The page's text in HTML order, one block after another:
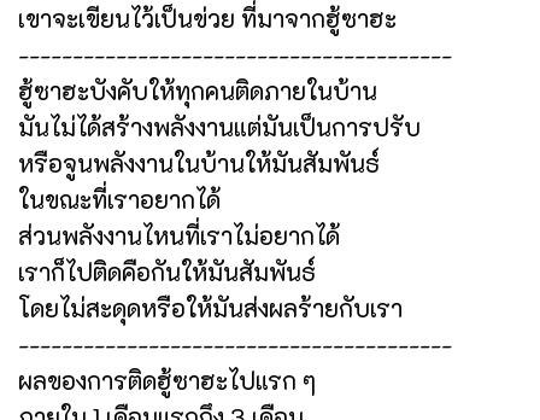
เขาจะเขียนไว้เป็นข่วย ที่มาจากฮู้ซาฮะ
----------------------------------------
ฮู้ซาฮะบังคับให้ทุกคนติดภายในบ้าน
มันไม่ได้สร้างพลังงานแต่มันเป็นการปรับ
หรือจูนพลังงานในบ้านให้มันสัมพันธ์
ในขณะที่เราอยากได้
ส่วนพลังงานไหนที่เราไม่อยากได้
เราก็ไปติดคือกันให้มันสัมพันธ์
โดยไม่สะดุดหรือให้มันส่งผลร้ายกับเรา
----------------------------------------
ผลของการติดฮู้ซาฮะไปแรก ๆ